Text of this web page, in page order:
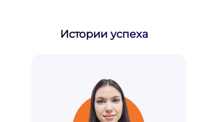
Истории успеха